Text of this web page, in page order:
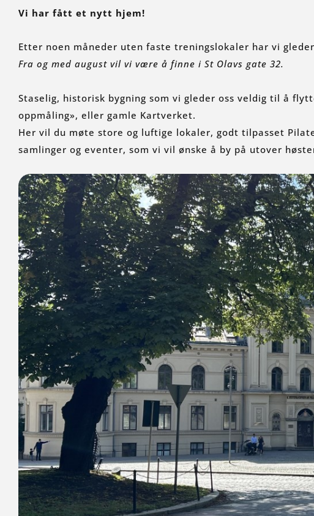
Vi har fått et nytt hjem!
Etter noen måneder uten faste treningslokaler har vi
Fra og med august vil vi være å finne i St Olavs gate 32.
Staselig, historisk bygning som vi gleder oss veldig til å
oppmåling», eller gamle Kartverket.
Her vil du møte store og luftige lokaler, godt tilpasset
samlinger og eventer, som vi vil ønske å by på utover